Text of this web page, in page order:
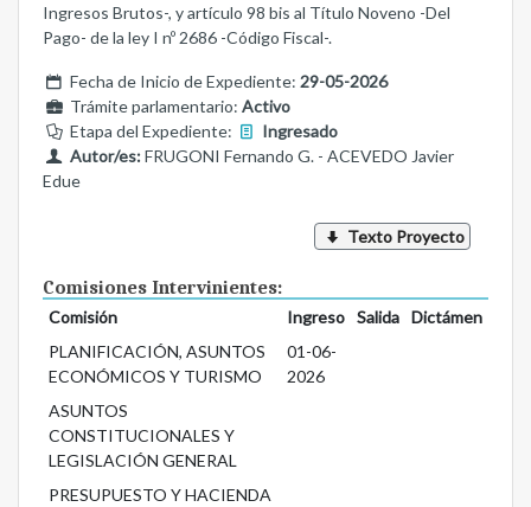
Ingresos Brutos-, y artículo 98 bis al Título Noveno -Del
Pago- de la ley I nº 2686 -Código Fiscal-.
Fecha de Inicio de Expediente: 29-05-2026
Trámite parlamentario: Activo
Etapa del Expediente:
Ingresado
Autor/es:FRUGONI Fernando G. - ACEVEDO Javier
Edue
Texto Proyecto
Comisiones Intervinientes:
Comisión Ingreso Salida
Dictámen
PLANIFICACIÓN, ASUNTOS
ECONÓMICOS Y TURISMO
01-06-
2026
ASUNTOS
CONSTITUCIONALES Y
LEGISLACIÓN GENERAL
PRESUPUESTO Y HACIENDA